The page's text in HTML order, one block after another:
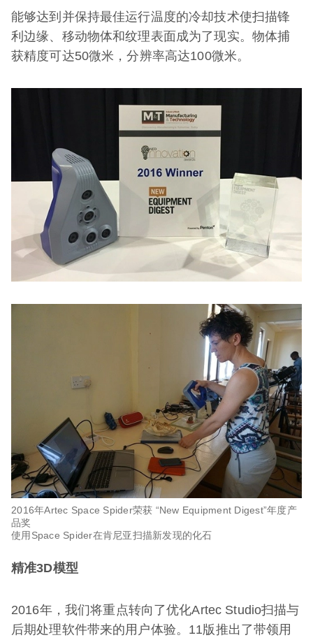
能够达到并保持最佳运行温度的冷却技术使扫描锋
利边缘、移动物体和纹理表面成为了现实。物体捕
获精度可达50微米，分辨率高达100微米。
2016年Artec Space Spider荣获 “New Equipment Digest”年度产
品奖
使用Space Spider在肯尼亚扫描新发现的化石
精准3D模型
2016年，我们将重点转向了优化Artec Studio扫描与
后期处理软件带来的用户体验。11版推出了带领用